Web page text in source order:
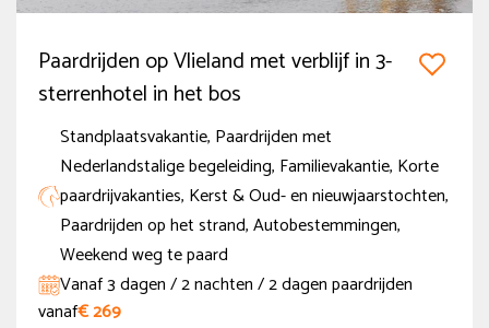
Paardrijden op Vlieland met verblijf in 3-
sterrenhotel in het bos
Standplaatsvakantie, Paardrijden met
Nederlandstalige begeleiding, Familievakantie, Korte
paardrijvakanties, Kerst & Oud- en nieuwjaarstochten,
Paardrijden op het strand, Autobestemmingen,
Weekend weg te paard
Vanaf 3 dagen / 2 nachten / 2 dagen paardrijden
vanaf€ 269